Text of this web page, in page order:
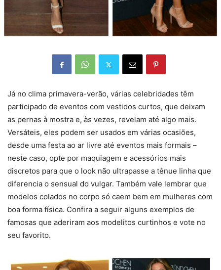
Já no clima primavera-verão, várias celebridades têm
participado de eventos com vestidos curtos, que deixam
as pernas à mostra e, às vezes, revelam até algo mais.
Versáteis, eles podem ser usados em várias ocasiões,
desde uma festa ao ar livre até eventos mais formais –
neste caso, opte por maquiagem e acessórios mais
discretos para que o look não ultrapasse a tênue linha que
diferencia o sensual do vulgar. Também vale lembrar que
modelos colados no corpo só caem bem em mulheres com
boa forma física. Confira a seguir alguns exemplos de
famosas que aderiram aos modelitos curtinhos e vote no
seu favorito.